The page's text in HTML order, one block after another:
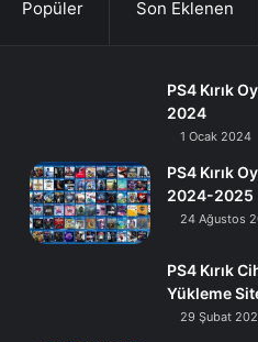
Popüler Son Eklenen
PS4 Kırık
2024
1 Ocak 2024
PS4 Kırık
2024-2025
24 Ağustos
PS4 Kırık
Yükleme
29 Şubat